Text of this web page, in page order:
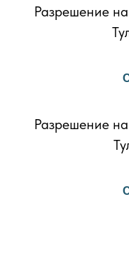
Разрешение на
Разрешение на